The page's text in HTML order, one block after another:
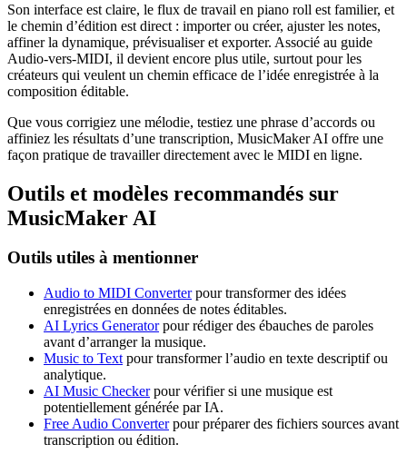
Son interface est claire, le flux de travail en piano roll est familier, et
le chemin d’édition est direct : importer ou créer, ajuster les notes,
affiner la dynamique, prévisualiser et exporter. Associé au guide
Audio-vers-MIDI, il devient encore plus utile, surtout pour les
créateurs qui veulent un chemin efficace de l’idée enregistrée à la
composition éditable.
Que vous corrigiez une mélodie, testiez une phrase d’accords ou
affiniez les résultats d’une transcription, MusicMaker AI offre une
façon pratique de travailler directement avec le MIDI en ligne.
Outils et modèles recommandés sur
MusicMaker AI
Outils utiles à mentionner
Audio to MIDI Converterpour transformer des idées
enregistrées en données de notes éditables.
AI Lyrics Generatorpour rédiger des ébauches de paroles
avant d’arranger la musique.
Music to Text pour transformer l’audio en texte descriptif ou
analytique.
AI Music Checkerpour vérifier si une musique est
potentiellement générée par IA.
Free Audio Converterpour préparer des fichiers sources avant
transcription ou édition.